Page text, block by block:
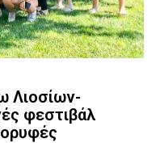
Λιοσίων-
φεστιβάλ